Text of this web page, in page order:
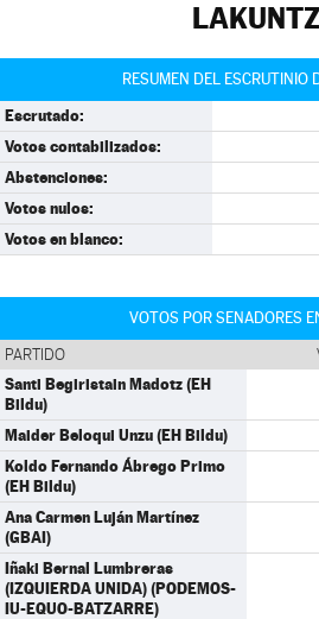
RESUMEN DEL ESCRUTINIO
Escrutado:
Votos contabilizados:
Abstenciones:
Votos nulos:
Votos en blanco:
VOTOS POR SENADORES
PARTIDO
Santi Begiristain Madotz (EH
Bildu)
Maider Beloqui Unzu (EH Bildu)
Koldo Fernando Ábrego Primo
(EH Bildu)
Ana Carmen Luján Martínez
(GBAI)
Iñaki Bernal Lumbreras
(IZQUIERDA UNIDA) (PODEMOS-
IU-EQUO-BATZARRE)